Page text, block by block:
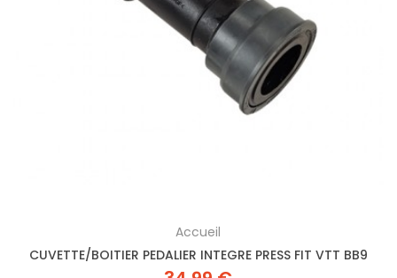
Accueil
CUVETTE/BOITIER PEDALIER INTEGRE PRESS FIT VTT BB9